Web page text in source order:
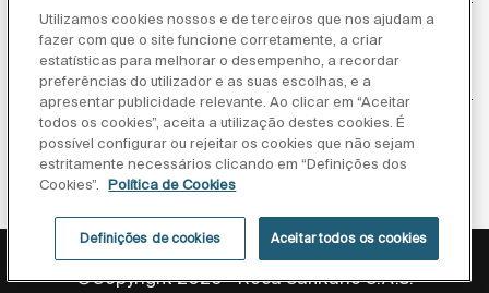
Inspiração
Siga-nos
Política de privacidade
©Copyright 2026 - Roca Sanitario S.A.U.
Utilizamos cookies nossos e de terceiros que nos ajudam a
fazer com que o site funcione corretamente, a criar
estatísticas para melhorar o desempenho, a recordar
preferências do utilizador e as suas escolhas, e a
apresentar publicidade relevante. Ao clicar em “Aceitar
todos os cookies”, aceita a utilização destes cookies. É
possível configurar ou rejeitar os cookies que não sejam
estritamente necessários clicando em “Definições dos
Cookies”.
Política de Cookies
Definições de cookies Aceitar todos os cookies